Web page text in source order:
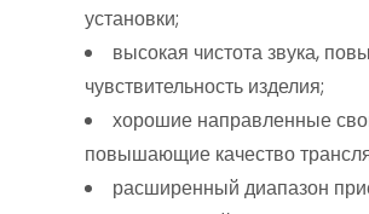
установки;
высокая чистота звука,
чувствительность изделия;
хорошие направленные
повышающие качество
расширенный диапазон